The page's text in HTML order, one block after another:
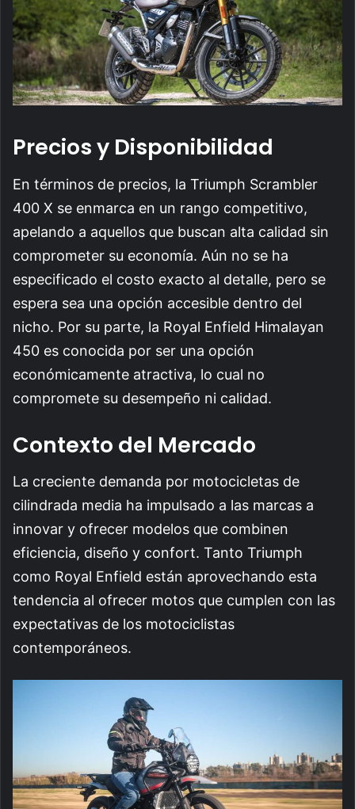
Precios y Disponibilidad
En términos de precios, la Triumph Scrambler
400 X se enmarca en un rango competitivo,
apelando a aquellos que buscan alta calidad sin
comprometer su economía. Aún no se ha
especificado el costo exacto al detalle, pero se
espera sea una opción accesible dentro del
nicho. Por su parte, la Royal Enfield Himalayan
450 es conocida por ser una opción
económicamente atractiva, lo cual no
compromete su desempeño ni calidad.
Contexto del Mercado
La creciente demanda por motocicletas de
cilindrada media ha impulsado a las marcas a
innovar y ofrecer modelos que combinen
eficiencia, diseño y confort. Tanto Triumph
como Royal Enfield están aprovechando esta
tendencia al ofrecer motos que cumplen con las
expectativas de los motociclistas
contemporáneos.